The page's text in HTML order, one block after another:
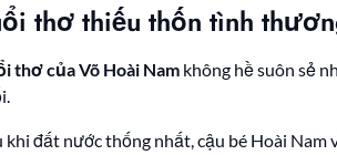
thơ thiếu thốn tình
thơ của Võ Hoài Nam không hề suôn sẻ
khi đất nước thống nhất, cậu bé Hoài Nam